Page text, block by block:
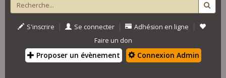
S'inscrire | Se connecter | Adhésion en ligne |
Faire un don
Proposer un évènement Connexion Admin